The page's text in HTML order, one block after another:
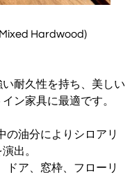
Hardwood)
耐久性を持ち、美しい
ン家具に最適です。
の油分によりシロアリ
出。
ドア、窓枠、フローリ